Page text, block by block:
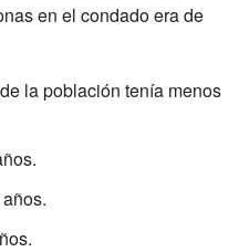
en el condado era de
la población tenía menos